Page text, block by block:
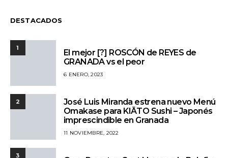
DESTACADOS
1
El mejor [?] ROSCÓN de REYES de
GRANADA vs el peor
6 ENERO, 2023
2
José Luis Miranda estrena nuevo Menú
Omakase para KIĀTO Sushi – Japonés
imprescindible en Granada
11 NOVIEMBRE, 2022
3